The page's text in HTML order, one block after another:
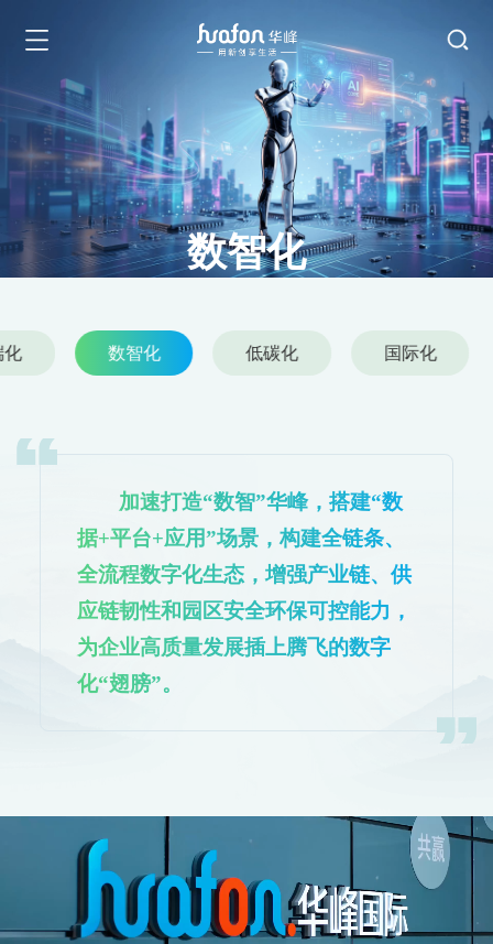
数智化
化 数智化 低碳化 国际化
加速打造“数智”华峰，搭建“数
据+平台+应用”场景，构建全链条、
全流程数字化生态，增强产业链、供
应链韧性和园区安全环保可控能力，
为企业高质量发展插上腾飞的数字
化“翅膀”。